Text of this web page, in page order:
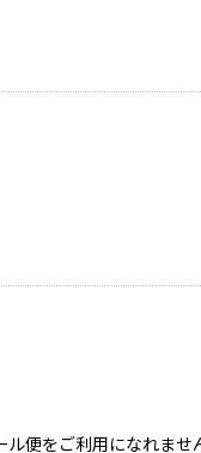
をご利用になれませ